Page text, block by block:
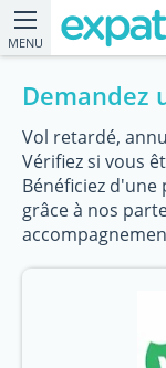
MENU
Demandez
Vol retardé,
Vérifiez si vous
Bénéficiez
grâce à nos